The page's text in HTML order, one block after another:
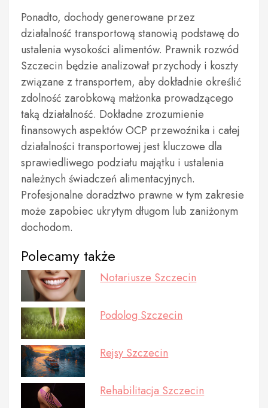
Ponadto, dochody generowane przez
działalność transportową stanowią podstawę do
ustalenia wysokości alimentów. Prawnik rozwód
Szczecin będzie analizował przychody i koszty
związane z transportem, aby dokładnie określić
zdolność zarobkową małżonka prowadzącego
taką działalność. Dokładne zrozumienie
finansowych aspektów OCP przewoźnika i całej
działalności transportowej jest kluczowe dla
sprawiedliwego podziału majątku i ustalenia
należnych świadczeń alimentacyjnych.
Profesjonalne doradztwo prawne w tym zakresie
może zapobiec ukrytym długom lub zaniżonym
dochodom.
Polecamy także
Notariusze Szczecin
Podolog Szczecin
Rejsy Szczecin
Rehabilitacja Szczecin